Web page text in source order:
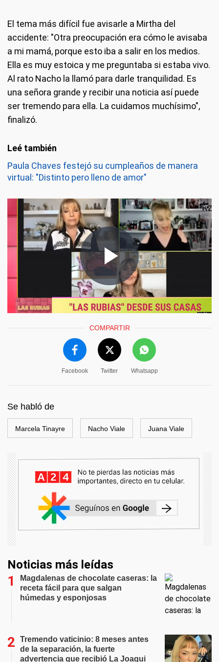
El tema más difícil fue avisarle a Mirtha del
accidente: "Otra preocupación era cómo le avisaba
a mi mamá, porque esto iba a salir en los medios.
Ella es muy estoica y me preguntaba si estaba vivo.
Al rato Nacho la llamó para darle tranquilidad. Es
una señora grande y recibir una noticia así puede
ser tremendo para ella. La cuidamos muchísimo",
finalizó.
Paula Chaves festejó su cumpleaños de manera
virtual: "Distinto pero lleno de amor"
COMPARTIR
Facebook Twitter Whatsapp
Se habló de
Marcela Tinayre Nacho Viale Juana Viale
Noticias más leídas
Magdalenas de chocolate caseras: la
receta fácil para que salgan
húmedas y esponjosas
Tremendo vaticinio: 8 meses antes
de la separación, la fuerte
advertencia que recibió La Joaqui